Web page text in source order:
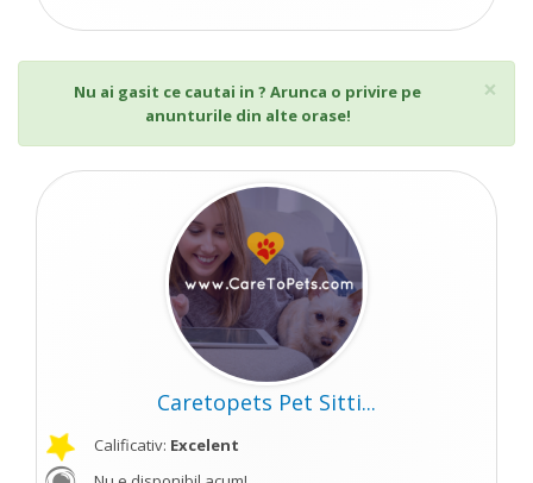
×
Nu ai gasit ce cautai in ? Arunca o privire pe
anunturile din alte orase!
Caretopets Pet Sitti...
Calificativ: Excelent